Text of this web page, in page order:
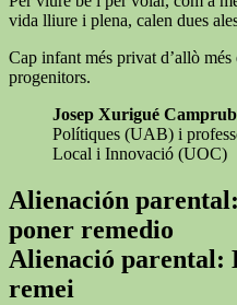
vida lliure i plena, calen dues
Cap infant més privat d’allò més
progenitors.
Josep Xurigué
Polítiques (UAB) i
Local i Innovació (UOC)
Alienación
poner remedio
Alienació parental:
remei